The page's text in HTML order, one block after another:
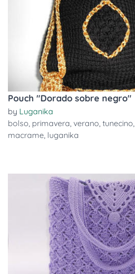
Pouch "Dorado sobre negro"
by Luganika
bolso, primavera, verano, tunecino,
macrame, luganika